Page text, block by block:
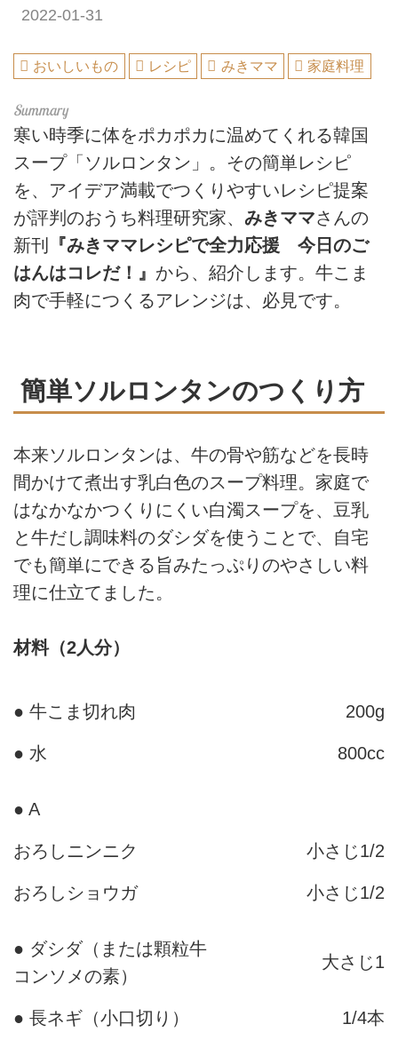
2022-01-31
おいしいもの レシピ みきママ 家庭料理
寒い時季に体をポカポカに温めてくれる韓国
スープ「ソルロンタン」。その簡単レシピ
を、アイデア満載でつくりやすいレシピ提案
が評判のおうち料理研究家、 みきママさんの
新刊
『みきママレシピで全力応援 今日のご
はんはコレだ！』 から、紹介します。牛こま
肉で手軽につくるアレンジは、必見です。
簡単ソルロンタンのつくり方
本来ソルロンタンは、牛の骨や筋などを長時
間かけて煮出す乳白色のスープ料理。家庭で
はなかなかつくりにくい白濁スープを、豆乳
と牛だし調味料のダシダを使うことで、自宅
でも簡単にできる旨みたっぷりのやさしい料
理に仕立てました。
材料（2人分）
● 牛こま切れ肉 200g
● 水 800cc
● A
おろしニンニク 小さじ1/2
おろしショウガ 小さじ1/2
● ダシダ（または顆粒牛
コンソメの素）
大さじ1
● 長ネギ（小口切り） 1/4本